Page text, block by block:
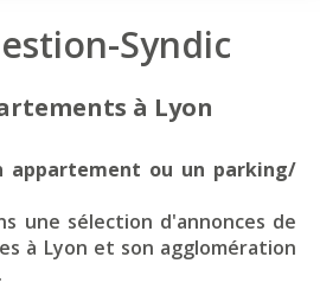
Syndic
à Lyon
appartement ou un parking/
une sélection d'annonces de
à Lyon et son agglomération